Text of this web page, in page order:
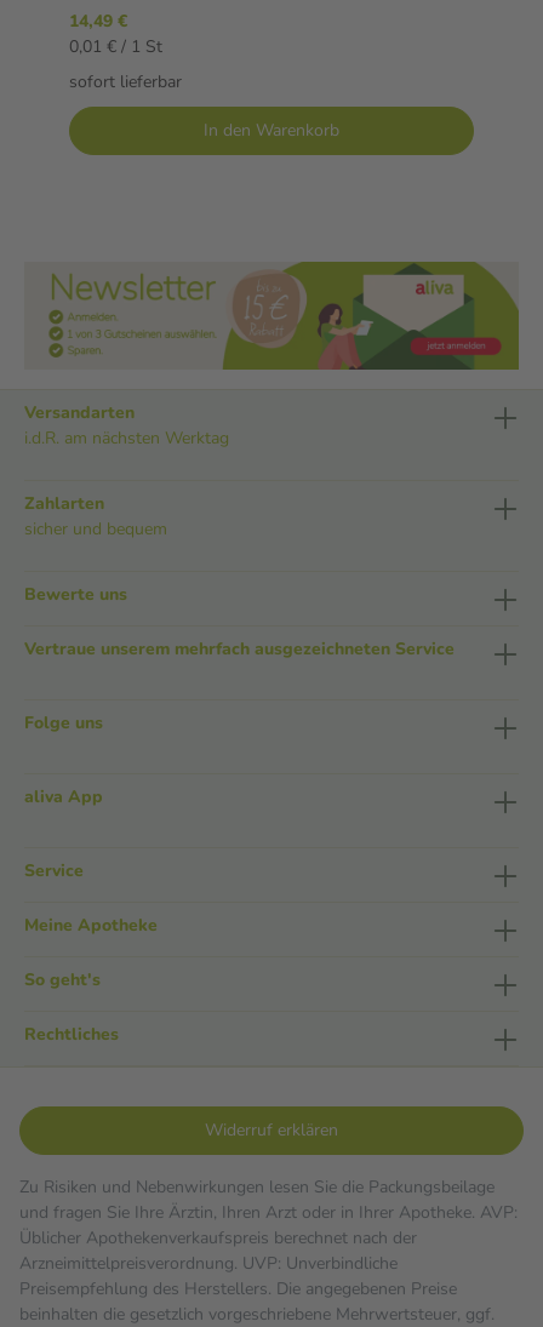
14,49 €
0,01 € / 1 St
sofort lieferbar
In den Warenkorb
Versandarten
i.d.R. am nächsten Werktag
Zahlarten
sicher und bequem
Bewerte uns
Vertraue unserem mehrfach ausgezeichneten Service
Folge uns
aliva App
Service
Meine Apotheke
So geht's
Rechtliches
Widerruf erklären
Zu Risiken und Nebenwirkungen lesen Sie die Packungsbeilage
und fragen Sie Ihre Ärztin, Ihren Arzt oder in Ihrer Apotheke. AVP:
Üblicher Apothekenverkaufspreis berechnet nach der
Arzneimittelpreisverordnung. UVP: Unverbindliche
Preisempfehlung des Herstellers. Die angegebenen Preise
beinhalten die gesetzlich vorgeschriebene Mehrwertsteuer, ggf.